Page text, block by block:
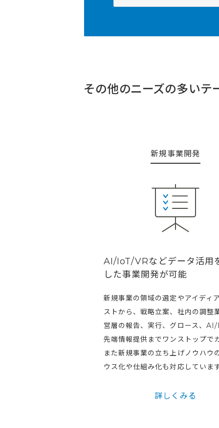
その他のニーズの多いテ
新規事業開発
AI/IoT/VRなどデータ活用
した事業開発が可能
新規事業の領域の選定やアイディ
ストから、戦略立案、社内の調整
営層の報告、実行、グロース、
先端情報提供までワンストップで
また新規事業の立ち上げノウハウ
ウス化や仕組み化も対応していま
詳しくみる